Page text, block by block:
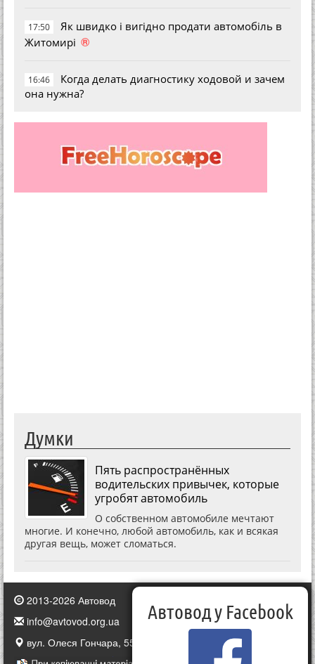
17:50
Як швидко і вигідно продати автомобіль в
Житомирі ®
16:46
Когда делать диагностику ходовой и зачем
она нужна?
Думки
Пять распространённых
водительских привычек, которые
угробят автомобиль
О собственном автомобиле мечтают
многие. И конечно, любой автомобиль, как и всякая
другая вещь, может сломаться.
2013-2026 Автовод
info@avtovod.org.ua
вул. Олеся Гончара, 55, Київ, Україна
Автовод у Facebook